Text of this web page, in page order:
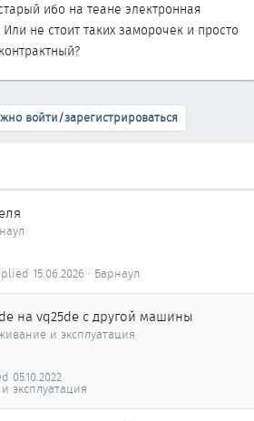
ибо на теане электронная
не стоит таких заморочек и просто
войти/зарегистрироваться
Барнаул
15.06.2026
на vq25de с другой машины
и эксплуатация
эксплуатация
05.10.2022